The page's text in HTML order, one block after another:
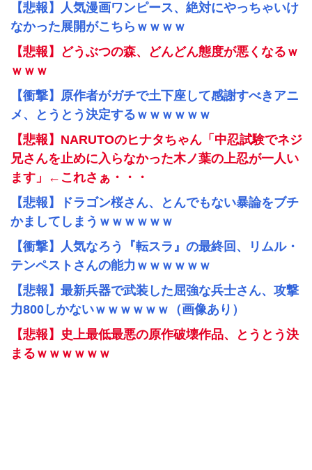
【悲報】人気漫画ワンピース、絶対にやっちゃいけ
なかった展開がこちらｗｗｗｗ
【悲報】どうぶつの森、どんどん態度が悪くなるｗ
ｗｗｗ
【衝撃】原作者がガチで土下座して感謝すべきアニ
メ、とうとう決定するｗｗｗｗｗｗ
【悲報】NARUTOのヒナタちゃん「中忍試験でネジ
兄さんを止めに入らなかった木ノ葉の上忍が一人い
ます」←これさぁ・・・
【悲報】ドラゴン桜さん、とんでもない暴論をブチ
かましてしまうｗｗｗｗｗｗ
【衝撃】人気なろう『転スラ』の最終回、リムル・
テンペストさんの能力ｗｗｗｗｗｗ
【悲報】最新兵器で武装した屈強な兵士さん、攻撃
力800しかないｗｗｗｗｗｗ（画像あり）
【悲報】史上最低最悪の原作破壊作品、とうとう決
まるｗｗｗｗｗｗ